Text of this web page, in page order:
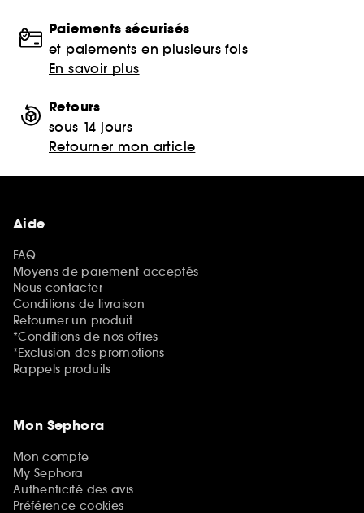
Paiements sécurisés
et paiements en plusieurs fois
En savoir plus
Retours
sous 14 jours
Retourner mon article
Aide
FAQ
Moyens de paiement acceptés
Nous contacter
Conditions de livraison
Retourner un produit
*Conditions de nos offres
*Exclusion des promotions
Rappels produits
Mon Sephora
Mon compte
My Sephora
Authenticité des avis
Préférence cookies